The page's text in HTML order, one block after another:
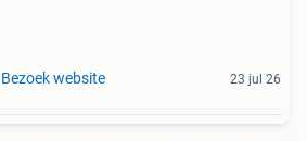
Bezoek website 23 jul 26